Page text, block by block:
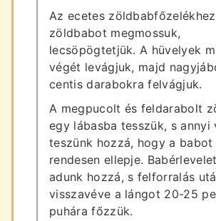
Az ecetes
zöldbabot megmossuk,
lecsöpögtetjük. A hüvelyek
végét levágjuk, majd
centis darabokra felvágjuk.
A megpucolt és feldarabolt
egy lábasba tesszük, s annyi
teszünk hozzá, hogy a babot
rendesen ellepje.
adunk hozzá, s felforralás
visszavéve a lángot 20-25
puhára főzzük.